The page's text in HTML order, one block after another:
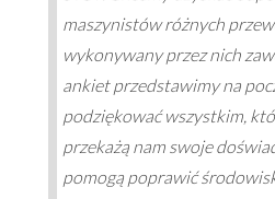
maszynistów różnych
wykonywany przez nich
ankiet przedstawimy na
podziękować wszystkim,
przekażą nam swoje
pomogą poprawić